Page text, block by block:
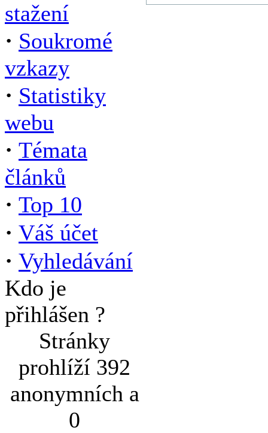
stažení
· Soukromé
vzkazy
· Statistiky
webu
· Témata
článků
· Top 10
· Váš účet
· Vyhledávání
Kdo je
přihlášen ?
Stránky
prohlíží 392
anonymních a
0